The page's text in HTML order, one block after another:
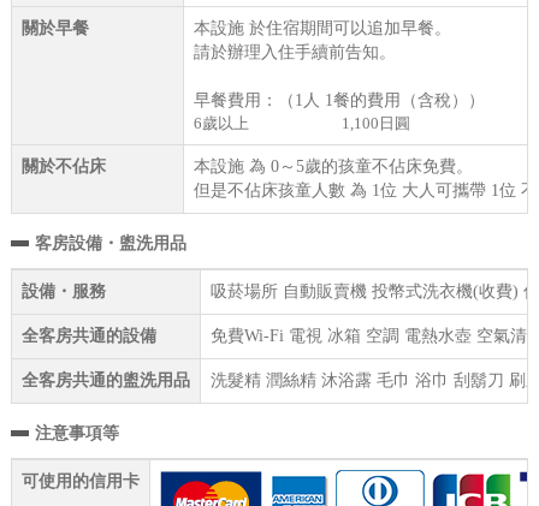
關於早餐
本設施 於住宿期間可以追加早餐。
請於辦理入住手續前告知。
早餐費用：（1人 1餐的費用（含稅））
6歲以上
1,100日圓
關於不佔床
本設施 為 0～5歲的孩童不佔床免費。
但是不佔床孩童人數 為 1位 大人可攜帶 1位
客房設備・盥洗用品
設備・服務 吸菸場所 自動販賣機 投幣式洗衣機(收費)
全客房共通的設備 免費Wi-Fi 電視 冰箱 空調 電熱水壺 空氣清
全客房共通的盥洗用品 洗髮精 潤絲精 沐浴露 毛巾 浴巾 刮鬍刀 刷
注意事項等
可使用的信用卡